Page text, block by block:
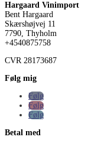
Hargaard Vinimport
Bent Hargaard
Skærshøjvej 11
7790, Thyholm
+4540875758
CVR 28173687
Følg mig
Følg
Følg
Følg
Betal med